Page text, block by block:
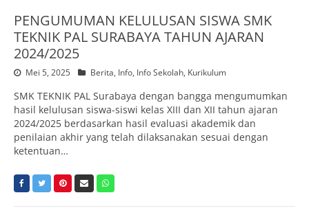
PENGUMUMAN KELULUSAN SISWA SMK
TEKNIK PAL SURABAYA TAHUN AJARAN
2024/2025
Mei 5, 2025 Berita, Info, Info Sekolah, Kurikulum
SMK TEKNIK PAL Surabaya dengan bangga mengumumkan
hasil kelulusan siswa-siswi kelas XIII dan XII tahun ajaran
2024/2025 berdasarkan hasil evaluasi akademik dan
penilaian akhir yang telah dilaksanakan sesuai dengan
ketentuan…